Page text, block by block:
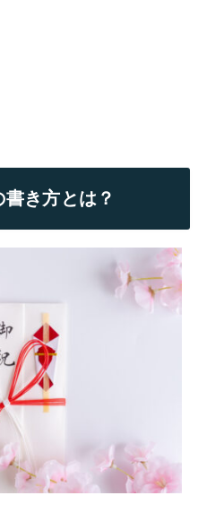
き方とは？